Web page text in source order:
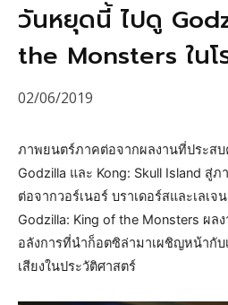
วันหยุดนี้ ไปดู
the Monsters ใน
02/06/2019
ภาพยนตร์ภาคต่อจากผลงานที่ประสบ
Godzilla และ Kong: Skull Island สู่
ต่อจากวอร์เนอร์ บราเดอร์สและเลเจ
Godzilla: King of the Monsters ผ
อลังการที่นำก็อตซิล่ามาเผชิญหน้ากั
เสียงในประวัติศาสตร์